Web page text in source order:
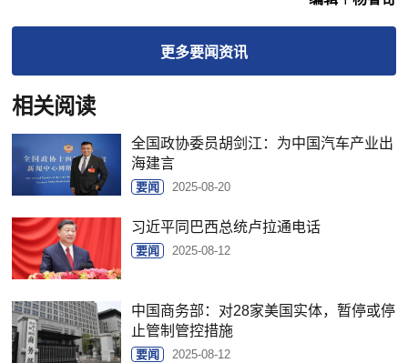
更多要闻资讯
相关阅读
全国政协委员胡剑江：为中国汽车产业出
海建言
要闻 2025-08-20
习近平同巴西总统卢拉通电话
要闻 2025-08-12
中国商务部：对28家美国实体，暂停或停
止管制管控措施
要闻 2025-08-12